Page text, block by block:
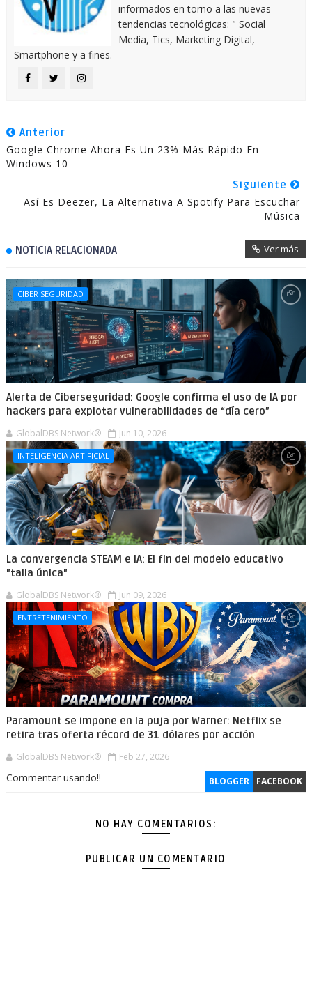
informados en torno a las nuevas
tendencias tecnológicas: " Social
Media, Tics, Marketing Digital,
Smartphone y a fines.
Anterior
Google Chrome Ahora Es Un 23% Más Rápido En
Windows 10
Siguiente
Así Es Deezer, La Alternativa A Spotify Para Escuchar
Música
NOTICIA RELACIONADA Ver más
CIBER SEGURIDAD
Alerta de Ciberseguridad: Google confirma el uso de IA por
hackers para explotar vulnerabilidades de “día cero”
GlobalDBS Network® Jun 10, 2026
INTELIGENCIA ARTIFICIAL
La convergencia STEAM e IA: El fin del modelo educativo
"talla única"
GlobalDBS Network® Jun 09, 2026
ENTRETENIMIENTO
Paramount se impone en la puja por Warner: Netflix se
retira tras oferta récord de 31 dólares por acción
GlobalDBS Network® Feb 27, 2026
BLOGGER FACEBOOK
Commentar usando!!
NO HAY COMENTARIOS:
PUBLICAR UN COMENTARIO